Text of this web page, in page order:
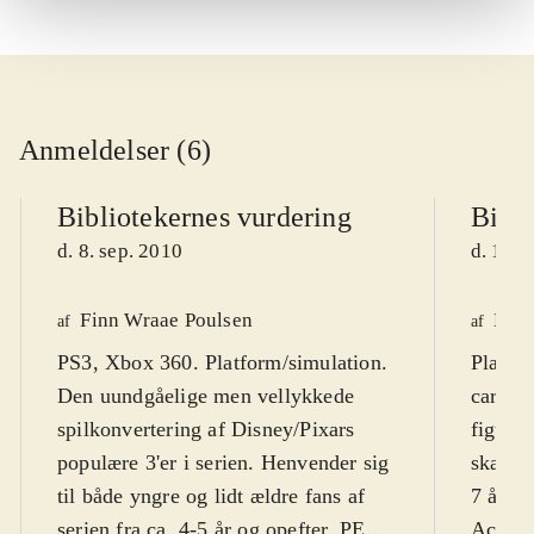
Anmeldelser (6)
Bibliotekernes vurdering
d. 8. sep. 2010
af Finn Wraae Poulsen
PS3, Xbox 360. Platform/simulation.
Den uundgåelige men vellykkede
spilkonvertering af Disney/Pixars
populære 3'er i serien. Henvender sig
til både yngre og lidt ældre fans af
d. 16.
af
7 år.